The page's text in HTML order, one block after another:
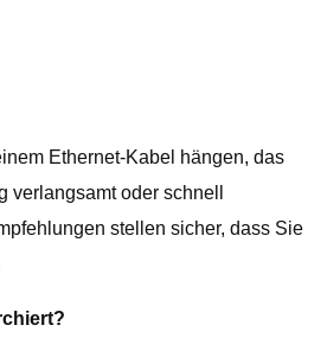
Ethernet-Kabel hängen, das
verlangsamt oder schnell
stellen sicher, dass Sie